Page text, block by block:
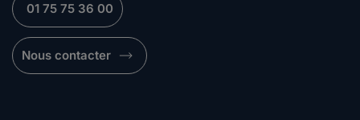
01 75 75 36 00
Nous contacter